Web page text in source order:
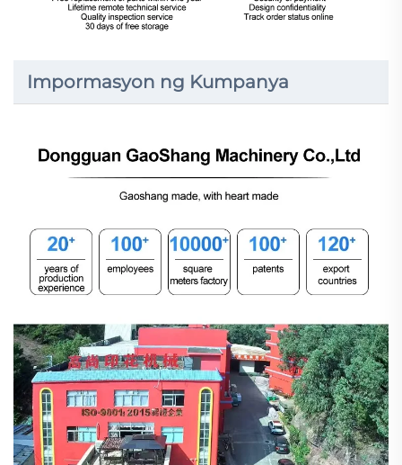
Impormasyon ng Kumpanya